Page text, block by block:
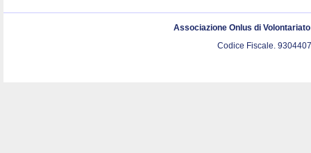
Associazione Onlus di
Codice Fiscale.